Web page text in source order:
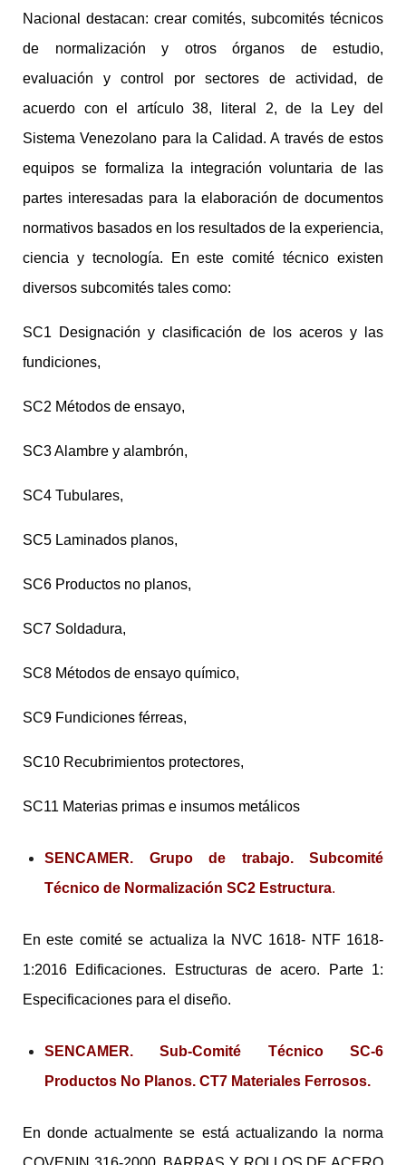
Nacional destacan: crear comités, subcomités técnicos
de normalización y otros órganos de estudio,
evaluación y control por sectores de actividad, de
acuerdo con el artículo 38, literal 2, de la Ley del
Sistema Venezolano para la Calidad. A través de estos
equipos se formaliza la integración voluntaria de las
partes interesadas para la elaboración de documentos
normativos basados en los resultados de la experiencia,
ciencia y tecnología. En este comité técnico existen
diversos subcomités tales como:
SC1 Designación y clasificación de los aceros y las
fundiciones,
SC2 Métodos de ensayo,
SC3 Alambre y alambrón,
SC4 Tubulares,
SC5 Laminados planos,
SC6 Productos no planos,
SC7 Soldadura,
SC8 Métodos de ensayo químico,
SC9 Fundiciones férreas,
SC10 Recubrimientos protectores,
SC11 Materias primas e insumos metálicos
SENCAMER. Grupo de trabajo.
Subcomité
Técnico de Normalización SC2 Estructura.
En este comité se actualiza la NVC 1618- NTF 1618-
1:2016 Edificaciones. Estructuras de acero. Parte 1:
Especificaciones para el diseño.
SENCAMER. Sub-Comité Técnico SC-6
Productos No Planos. CT7 Materiales Ferrosos.
En donde actualmente se está actualizando la norma